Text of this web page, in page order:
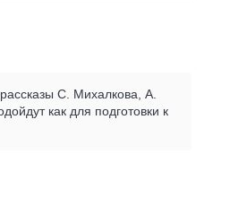
С. Михалкова, А.
как для подготовки к